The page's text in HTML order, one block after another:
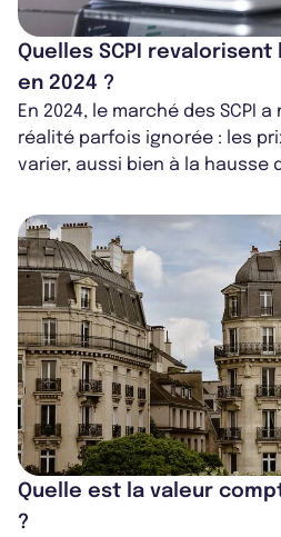
Quelles SCPI
en 2024 ?
En 2024, le marché des SCPI
réalité parfois ignorée : les
varier, aussi bien à la hausse
Quelle est la valeur
?